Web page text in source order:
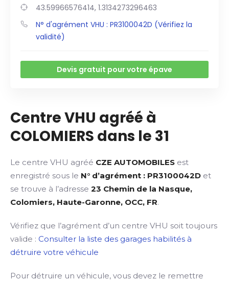
43.59966576414, 1.3134273296463
N° d'agrément VHU : PR3100042D (Vérifiez la
validité)
Devis gratuit pour votre épave
Centre VHU agréé à
COLOMIERS dans le 31
Le centre VHU agréé CZE AUTOMOBILES est
enregistré sous le N° d’agrément : PR3100042D et
se trouve à l’adresse 23 Chemin de la Nasque,
Colomiers, Haute-Garonne, OCC, FR.
Vérifiez que l’agrément d’un centre VHU soit toujours
valide : Consulter la liste des garages habilités à
détruire votre véhicule
Pour détruire un véhicule, vous devez le remettre